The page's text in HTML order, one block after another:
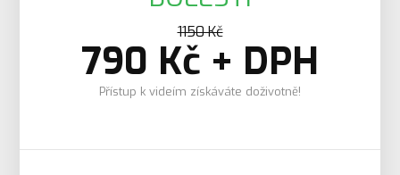
1150 Kč
790 Kč + DPH
Přístup k videím získáváte doživotně!